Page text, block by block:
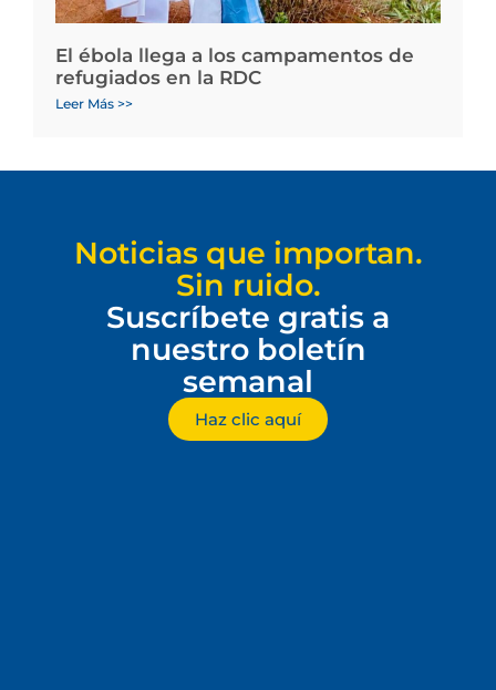
El ébola llega a los campamentos de
refugiados en la RDC
Leer Más >>
Noticias que importan.
Sin ruido.
Suscríbete gratis a
nuestro boletín
semanal
Haz clic aquí